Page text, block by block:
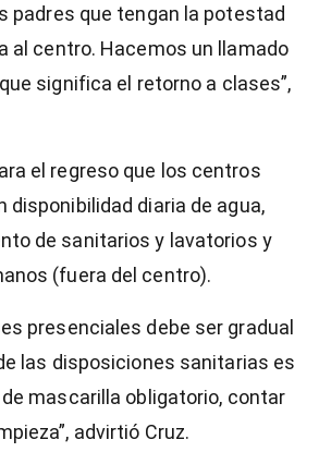
padres que tengan la potestad
al centro. Hacemos un llamado
significa el retorno a clases”,
el regreso que los centros
disponibilidad diaria de agua,
de sanitarios y lavatorios y
(fuera del centro).
presenciales debe ser gradual
las disposiciones sanitarias es
mascarilla obligatorio, contar
advirtió Cruz.